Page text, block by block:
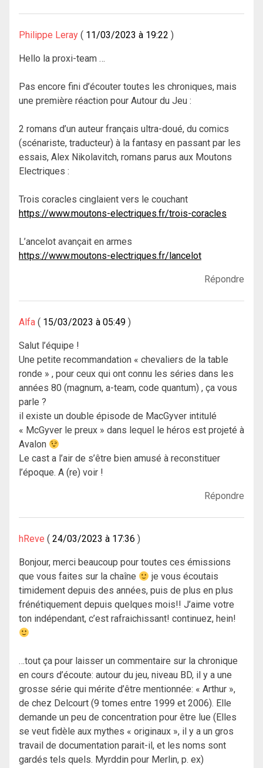
Philippe Leray 11/03/2023 à 19:22
Hello la proxi-team …
Pas encore fini d’écouter toutes les chroniques, mais
une première réaction pour Autour du Jeu :
2 romans d’un auteur français ultra-doué, du comics
(scénariste, traducteur) à la fantasy en passant par les
essais, Alex Nikolavitch, romans parus aux Moutons
Electriques :
Trois coracles cinglaient vers le couchant
https://www.moutons-electriques.fr/trois-coracles
L’ancelot avançait en armes
https://www.moutons-electriques.fr/lancelot
Répondre
Alfa 15/03/2023 à 05:49
Salut l’équipe !
Une petite recommandation « chevaliers de la table
ronde » , pour ceux qui ont connu les séries dans les
années 80 (magnum, a-team, code quantum) , ça vous
parle ?
il existe un double épisode de MacGyver intitulé
« McGyver le preux » dans lequel le héros est projeté à
Avalon
Le cast a l’air de s’être bien amusé à reconstituer
l’époque. A (re) voir !
Répondre
hReve 24/03/2023 à 17:36
Bonjour, merci beaucoup pour toutes ces émissions
que vous faites sur la chaîne
je vous écoutais
timidement depuis des années, puis de plus en plus
frénétiquement depuis quelques mois!! J’aime votre
ton indépendant, c’est rafraichissant! continuez, hein!
…tout ça pour laisser un commentaire sur la chronique
en cours d’écoute: autour du jeu, niveau BD, il y a une
grosse série qui mérite d’être mentionnée: « Arthur »,
de chez Delcourt (9 tomes entre 1999 et 2006). Elle
demande un peu de concentration pour être lue (Elles
se veut fidèle aux mythes « originaux », il y a un gros
travail de documentation parait-il, et les noms sont
gardés tels quels. Myrddin pour Merlin, p. ex)